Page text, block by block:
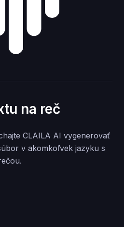
na reč
CLAILA AI vygenerovať
v akomkoľvek jazyku s